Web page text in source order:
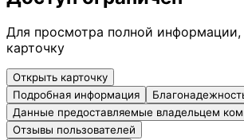
Для просмотра полной информации,
карточку
Открыть карточку
Подробная информация
Данные предоставляемые владельцем
Отзывы пользователей